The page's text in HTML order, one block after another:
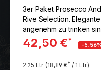
3er Paket Prosecco
Rive Selection. Elegante Prosecchi, die immer sehr
angenehm zu trinken
beste Ausdruck von
durch die ursprüngliche
auszeichnenDas Paket
42,50 €*
-5.56%
2.25 Ltr. (18,89 €* / 1 Ltr.)